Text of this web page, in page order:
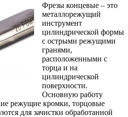
Фрезы концевые – это
металлорежущий
инструмент
цилиндрической формы
с острыми режущими
гранями,
расположенными с
торца и на
цилиндрической
поверхности.
Основную работу
режущие кромки, торцовые
для зачистки обработанной